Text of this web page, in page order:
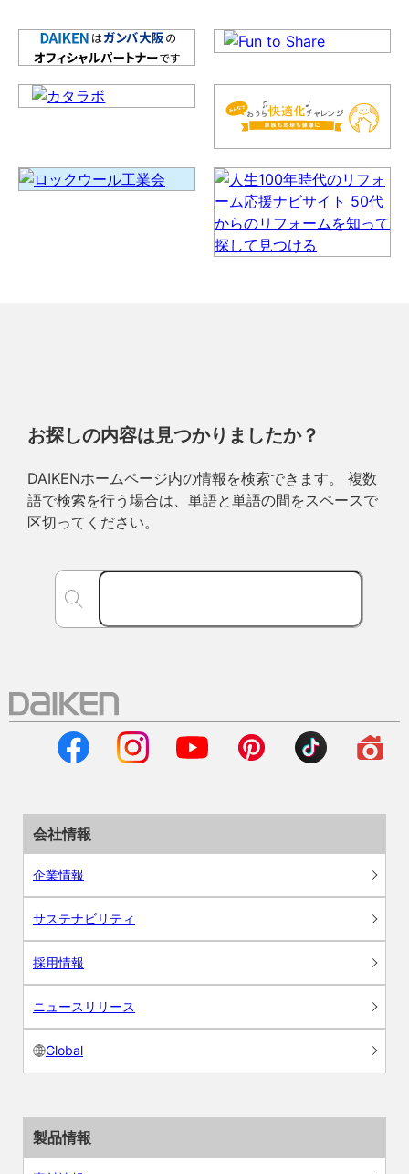
お探しの内容は見つかりましたか？
DAIKENホームページ内の情報を検索できます。 複数
語で検索を行う場合は、単語と単語の間をスペースで
区切ってください。
会社情報
企業情報
サステナビリティ
採用情報
ニュースリリース
Global
製品情報